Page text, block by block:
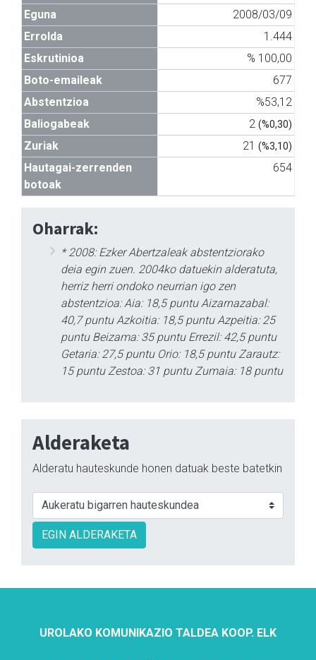
Eguna
2008/03/09
Errolda
1.444
Eskrutinioa
% 100,00
Boto-emaileak
677
Abstentzioa
%53,12
Baliogabeak
2 (%0,30)
Zuriak 21 (%3,10)
Hautagai-zerrenden
botoak
654
Oharrak:
* 2008: Ezker Abertzaleak abstentziorako
deia egin zuen. 2004ko datuekin alderatuta,
herriz herri ondoko neurrian igo zen
abstentzioa: Aia: 18,5 puntu Aizarnazabal:
40,7 puntu Azkoitia: 18,5 puntu Azpeitia: 25
puntu Beizama: 35 puntu Errezil: 42,5 puntu
Getaria: 27,5 puntu Orio: 18,5 puntu Zarautz:
15 puntu Zestoa: 31 puntu Zumaia: 18 puntu
Alderaketa
Alderatu hauteskunde honen datuak beste batetkin
EGIN ALDERAKETA
UROLAKO KOMUNIKAZIO TALDEA KOOP. ELK